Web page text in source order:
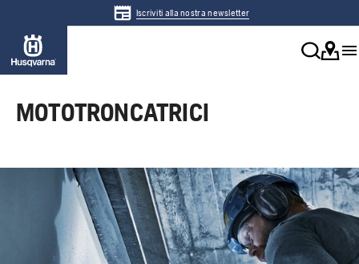
Iscriviti alla nostra newsletter
MOTOTRONCATRICI